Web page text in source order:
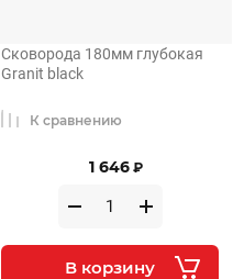
Сковорода 180мм глубокая
Granit black
1 646 ₽
К сравнению
В корзину